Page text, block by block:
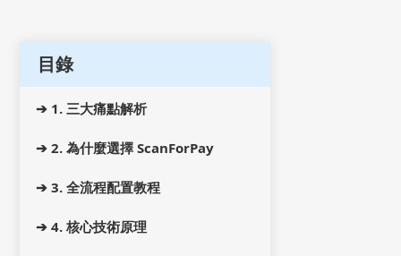
目錄
➔ 1. 三大痛點解析
➔ 2. 為什麼選擇 ScanForPay
➔ 3. 全流程配置教程
➔ 4. 核心技術原理